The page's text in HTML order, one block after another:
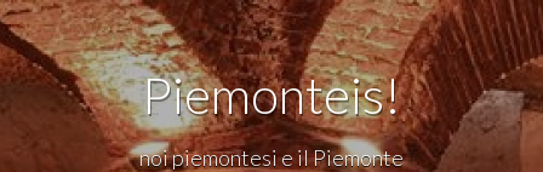
Piemonteis!
noi piemontesi e il Piemonte